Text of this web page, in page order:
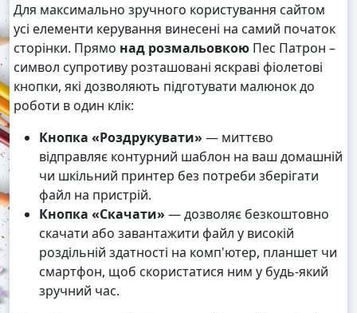
Для максимально зручного користування сайтом
усі елементи керування винесені на самий початок
сторінки. Прямо над розмальовкою Пес Патрон –
символ супротиву розташовані яскраві фіолетові
кнопки, які дозволяють підготувати малюнок до
роботи в один клік:
Кнопка «Роздрукувати» — миттєво
відправляє контурний шаблон на ваш домашній
чи шкільний принтер без потреби зберігати
файл на пристрій.
Кнопка «Скачати» — дозволяє безкоштовно
скачати або завантажити файл у високій
роздільній здатності на комп'ютер, планшет чи
смартфон, щоб скористатися ним у будь-який
зручний час.